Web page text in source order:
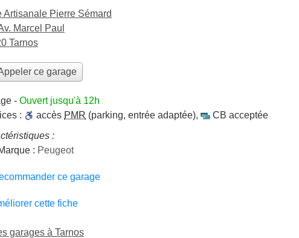
Artisanale Pierre Sémard
Marcel Paul
Tarnos
ce garage
- Ouvert jusqu'à 12h
:
accès PMR (parking, entrée adaptée),
CB acceptée
:
: Peugeot
ce garage
cette fiche
garages à Tarnos